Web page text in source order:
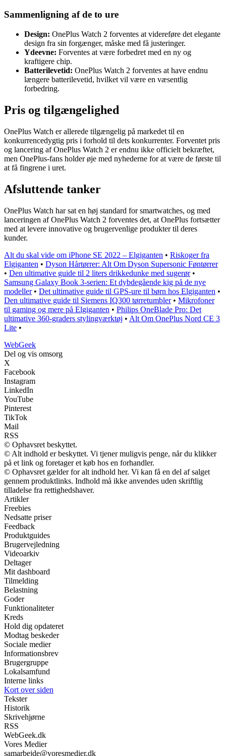
Sammenligning af de to ure
Design: OnePlus Watch 2 forventes at videreføre det elegante
design fra sin forgænger, måske med få justeringer.
Ydeevne: Forventes at være forbedret med en ny og
kraftigere chip.
Batterilevetid: OnePlus Watch 2 forventes at have endnu
længere batterilevetid, hvilket vil være en væsentlig
forbedring.
Pris og tilgængelighed
OnePlus Watch er allerede tilgængelig på markedet til en
konkurrencedygtig pris i forhold til dets konkurrenter. Forventet pris
og lancering af OnePlus Watch 2 er endnu ikke officielt bekræftet,
men OnePlus-fans holder øje med nyhederne for at være de første til
at få fingrene i uret.
Afsluttende tanker
OnePlus Watch har sat en høj standard for smartwatches, og med
lanceringen af OnePlus Watch 2 forventes det, at OnePlus fortsætter
med at levere innovative og brugervenlige produkter til deres
kunder.
Alt du skal vide om iPhone SE 2022 – Elgiganten • Riskoger fra
Elgiganten • Dyson Hårtørrer: Alt Om Dyson Supersonic Føntørrer
• Den ultimative guide til 2 liters drikkedunke med sugerør•
Samsung Galaxy Book 3-serien: Et dybdegående kig på de nye
modeller• Det ultimative guide til GPS-ure til børn hos Elgiganten •
Den ultimative guide til Siemens IQ300 tørretumbler• Mikrofoner
til gaming og mere på Elgiganten • Philips OneBlade Pro: Det
ultimative 360-graders stylingværktøj • Alt Om OnePlus Nord CE 3
Lite •
WebGeek
Del og vis omsorg
X
Facebook
Instagram
LinkedIn
YouTube
Pinterest
TikTok
Mail
RSS
© Ophavsret beskyttet.
© Alt indhold er beskyttet. Vi tjener muligvis penge, når du klikker
på et link og foretager et køb hos en forhandler.
© Ophavsret gælder for alt indhold her. Vi kan få en del af salget
gennem produktlinks. Indhold må ikke anvendes uden skriftlig
tilladelse fra rettighedshaver.
Artikler
Freebies
Nedsatte priser
Feedback
Produktguides
Brugervejledning
Videoarkiv
Deltager
Mit dashboard
Tilmelding
Belastning
Goder
Funktionaliteter
Kreds
Hold dig opdateret
Modtag beskeder
Sociale medier
Informationsbrev
Brugergruppe
Lokalsamfund
Interne links
Kort over siden
Tekster
Historik
Skrivehjørne
RSS
WebGeek.dk
Vores Medier
samarbejde@voresmedier.dk